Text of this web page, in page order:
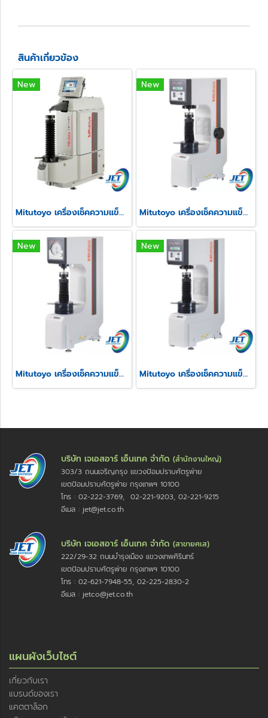
สินค้าเกี่ยวข้อง
New
Mitutoyo เครื่องเช็คความแข็งแบบ Rockwell รุ่น HR-530
New
Mitutoyo เครื่องเช็คความแข็งแบบ Rockwell รุ่น HR-430MR
New
Mitutoyo เครื่องเช็คความแข็งแบบ Rockwell รุ่น HR-210MR
New
Mitutoyo เครื่องเช็คความแข็งแบบ Rockwell รุ่น HR-320MS
บริษัท เจเอสอาร์ เอ็นเทค จำกัด (สำนักงานใหญ่)
303/3 ถนนเจริญกรุง แขวงป้อมปราบศัตรูพ่าย
เขตป้อมปราบศัตรูพ่าย กรุงเทพฯ 10100
โทร : 02-222-3769, 02-221-9203, 02-221-9215
อีเมล : jet@jet.co.th
บริษัท เจเอสอาร์ เอ็นเทค จำกัด (สาขายศเส)
222/29-32 ถนนบำรุงเมือง แขวงเทพศิรินทร์
เขตป้อมปราบศัตรูพ่าย กรุงเทพฯ 10100
โทร : 02-621-7948-55, 02-225-2830-2
อีเมล : jetco@jet.co.th
แผนผังเว็บไซต์
เกี่ยวกับเรา
แบรนด์ของเรา
แคตตาล็อก